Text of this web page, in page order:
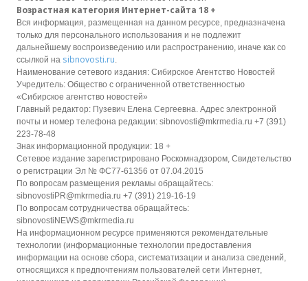
Возрастная категория Интернет-сайта 18 +
Вся информация, размещенная на данном ресурсе, предназначена
только для персонального использования и не подлежит
дальнейшему воспроизведению или распространению, иначе как со
ссылкой на sibnovosti.ru
Наименование сетевого издания: Сибирское Агентство Новостей
Учредитель: Общество с ограниченной ответственностью
«Сибирское агентство новостей»
Главный редактор: Пузевич Елена Сергеевна. Адрес электронной
почты и номер телефона редакции: sibnovosti@mkrmedia.ru +7 (391)
223-78-48
Знак информационной продукции: 18 +
Сетевое издание зарегистрировано Роскомнадзором, Свидетельство
о регистрации Эл № ФС77-61356 от 07.04.2015
По вопросам размещения рекламы обращайтесь:
sibnovostiPR@mkrmedia.ru +7 (391) 219-16-19
По вопросам сотрудничества обращайтесь:
sibnovostiNEWS@mkrmedia.ru
На информационном ресурсе применяются рекомендательные
технологии (информационные технологии предоставления
информации на основе сбора, систематизации и анализа сведений,
относящихся к предпочтениям пользователей сети Интернет,